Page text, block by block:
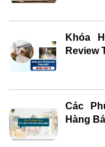
Khóa
Review
Các
Hàng